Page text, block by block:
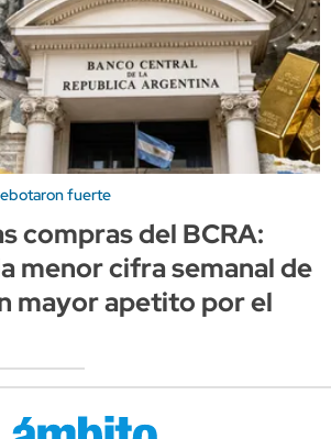
fuerte
compras del BCRA:
menor cifra semanal de
mayor apetito por el